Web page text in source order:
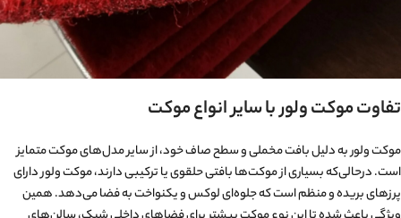
تفاوت موکت ولور با سایر انواع موکت
موکت ولور به دلیل بافت مخملی و سطح صاف خود، از سایر مدل‌های موکت متمایز
است. درحالی‌که بسیاری از موکت‌ها بافتی حلقوی یا ترکیبی دارند، موکت ولور دارای
پرزهای بریده و منظم است که جلوه‌ای لوکس و یکنواخت به فضا می‌دهد. همین